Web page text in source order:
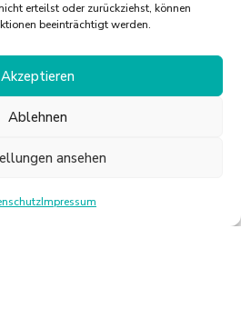
erteilst oder zurückziehst, können
beeinträchtigt werden.
Akzeptieren
Ablehnen
ansehen
Impressum
WORKOUT